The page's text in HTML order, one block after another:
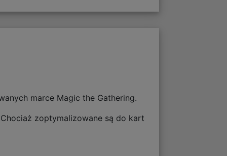
marce Magic the Gathering.
zoptymalizowane są do kart